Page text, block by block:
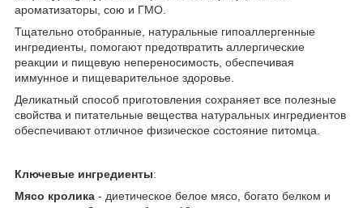
ароматизаторы, сою и ГМО.
Тщательно отобранные, натуральные гипоаллергенные
ингредиенты, помогают предотвратить аллергические
реакции и пищевую непереносимость, обеспечивая
иммунное и пищеварительное здоровье.
Деликатный способ приготовления сохраняет все полезные
свойства и питательные вещества натуральных ингредиентов
обеспечивают отличное физическое состояние питомца.
Ключевые ингредиенты:
Мясо кролика - диетическое белое мясо, богато белком и